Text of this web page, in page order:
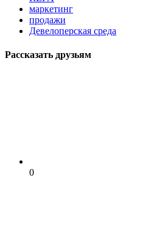
маркетинг
продажи
Девелоперская среда
Рассказать друзьям
0